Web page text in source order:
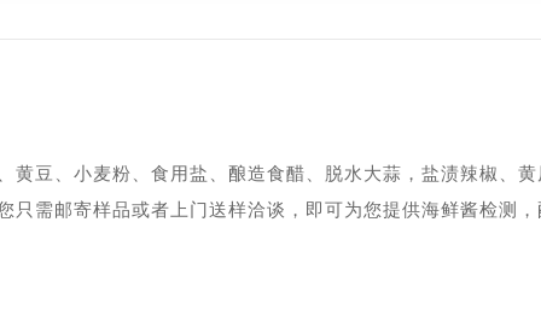
黄豆、小麦粉、食用盐、酿造食醋、脱水大蒜，盐渍辣椒、
只需邮寄样品或者上门送样洽谈，即可为您提供海鲜酱检测